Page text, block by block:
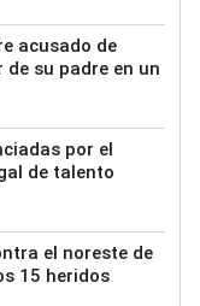
acusado de
su padre en un
por el
de talento
el noreste de
15 heridos